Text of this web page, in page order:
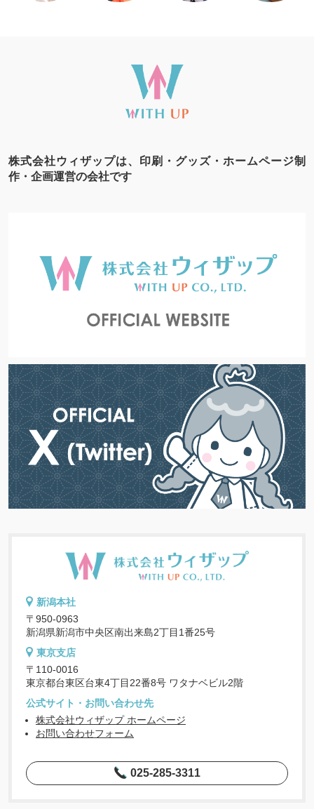
株式会社ウィザップは、印刷・グッズ・ホームページ制
作・企画運営の会社です
新潟本社
〒950-0963
新潟県新潟市中央区南出来島2丁目1番25号
東京支店
〒110-0016
東京都台東区台東4丁目22番8号 ワタナベビル2階
公式サイト・お問い合わせ先
株式会社ウィザップ ホームページ
お問い合わせフォーム
025-285-3311